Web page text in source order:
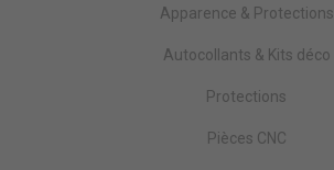
Apparence & Protections
Autocollants & Kits déco
Protections
Pièces CNC